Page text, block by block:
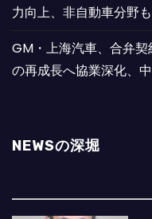
力向上、非自動車分野
GM・上海汽車、合弁
の再成長へ協業深化、
NEWSの深堀